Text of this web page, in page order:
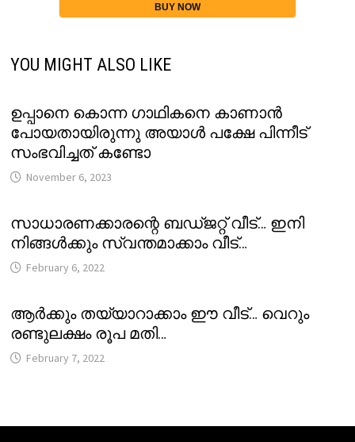
BUY NOW
YOU MIGHT ALSO LIKE
ഉപ്പാനെ കൊന്ന ഗാഥികനെ കാണാൻ
പോയതായിരുന്നു അയാൾ പക്ഷേ പിന്നീട്
സംഭവിച്ചത് കണ്ടോ
November 6, 2023
സാധാരണക്കാരന്റെ ബഡ്ജറ്റ് വീട്… ഇനി
നിങ്ങൾക്കും സ്വന്തമാക്കാം വീട്…
February 6, 2022
ആർക്കും തയ്യാറാക്കാം ഈ വീട്… വെറും
രണ്ടുലക്ഷം രൂപ മതി…
February 7, 2022